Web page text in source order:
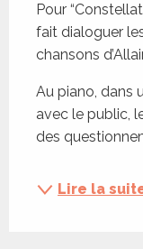
Pour
fait dialoguer
chansons
Au piano, dans
avec le public,
des
Lire la